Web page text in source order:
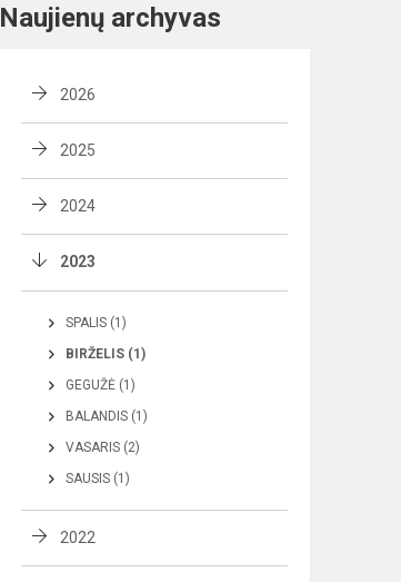
Naujienų archyvas
2026
2025
2024
2023
SPALIS (1)
BIRŽELIS (1)
GEGUŽĖ (1)
BALANDIS (1)
VASARIS (2)
SAUSIS (1)
2022